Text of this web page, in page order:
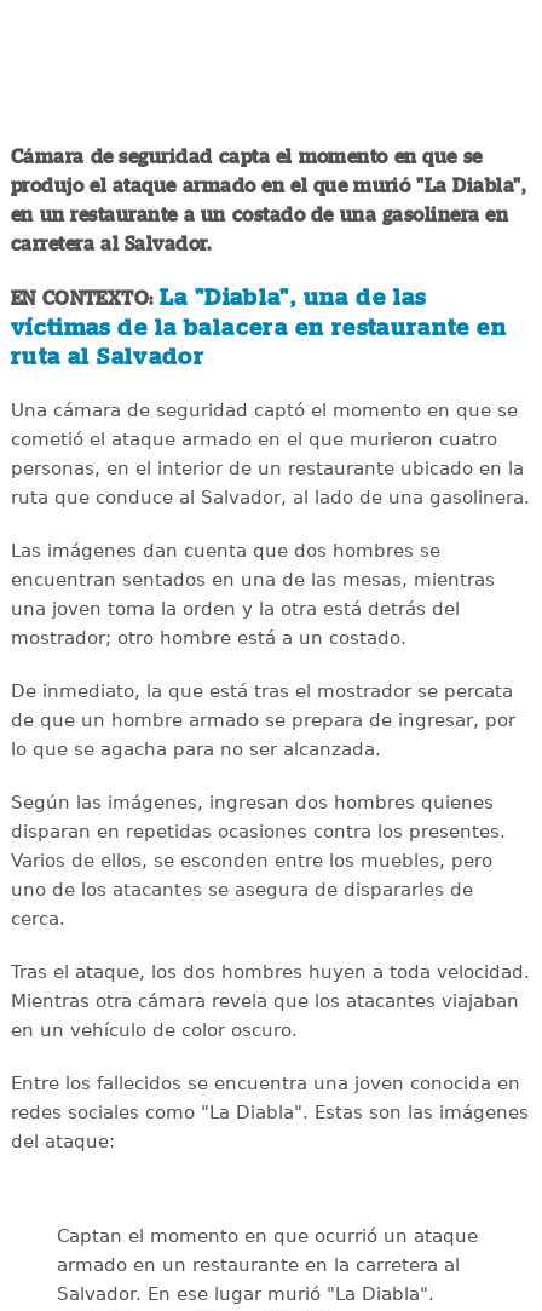
Cámara de seguridad capta el momento en que se
produjo el ataque armado en el que murió "La Diabla",
en un restaurante a un costado de una gasolinera en
carretera al Salvador.
EN CONTEXTO: La "Diabla", una de las
víctimas de la balacera en restaurante en
ruta al Salvador
Una cámara de seguridad captó el momento en que se
cometió el ataque armado en el que murieron cuatro
personas, en el interior de un restaurante ubicado en la
ruta que conduce al Salvador, al lado de una gasolinera.
Las imágenes dan cuenta que dos hombres se
encuentran sentados en una de las mesas, mientras
una joven toma la orden y la otra está detrás del
mostrador; otro hombre está a un costado.
De inmediato, la que está tras el mostrador se percata
de que un hombre armado se prepara de ingresar, por
lo que se agacha para no ser alcanzada.
Según las imágenes, ingresan dos hombres quienes
disparan en repetidas ocasiones contra los presentes.
Varios de ellos, se esconden entre los muebles, pero
uno de los atacantes se asegura de dispararles de
cerca.
Tras el ataque, los dos hombres huyen a toda velocidad.
Mientras otra cámara revela que los atacantes viajaban
en un vehículo de color oscuro.
Entre los fallecidos se encuentra una joven conocida en
redes sociales como "La Diabla". Estas son las imágenes
del ataque:
Captan el momento en que ocurrió un ataque
armado en un restaurante en la carretera al
Salvador. En ese lugar murió "La Diabla".